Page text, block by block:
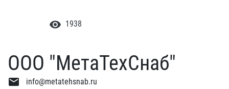
visibility 1938
ООО "МетаТехСнаб"
email info@metatehsnab.ru